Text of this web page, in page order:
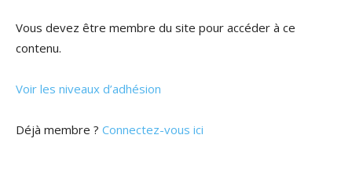
Vous devez être membre du site pour accéder à ce
contenu.
Voir les niveaux d’adhésion
Déjà membre ? Connectez-vous ici